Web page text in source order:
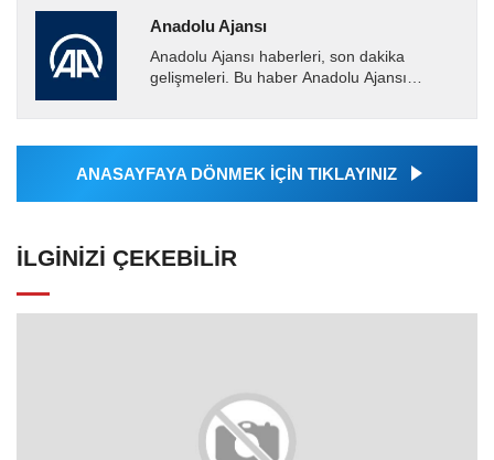
Anadolu Ajansı
Anadolu Ajansı haberleri, son dakika
gelişmeleri. Bu haber Anadolu Ajansı
tarafından geçilen tüm...
ANASAYFAYA DÖNMEK İÇİN TIKLAYINIZ
İLGINIZI ÇEKEBILIR